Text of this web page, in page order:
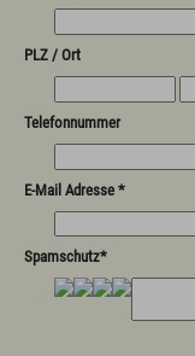
PLZ / Ort
Telefonnummer
E-Mail Adresse *
Spamschutz*